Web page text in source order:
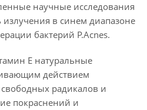
научные исследования
излучения в синем диапазоне
бактерий P.Acnes.
Е натуральные
действием
радикалов и
покраснений и